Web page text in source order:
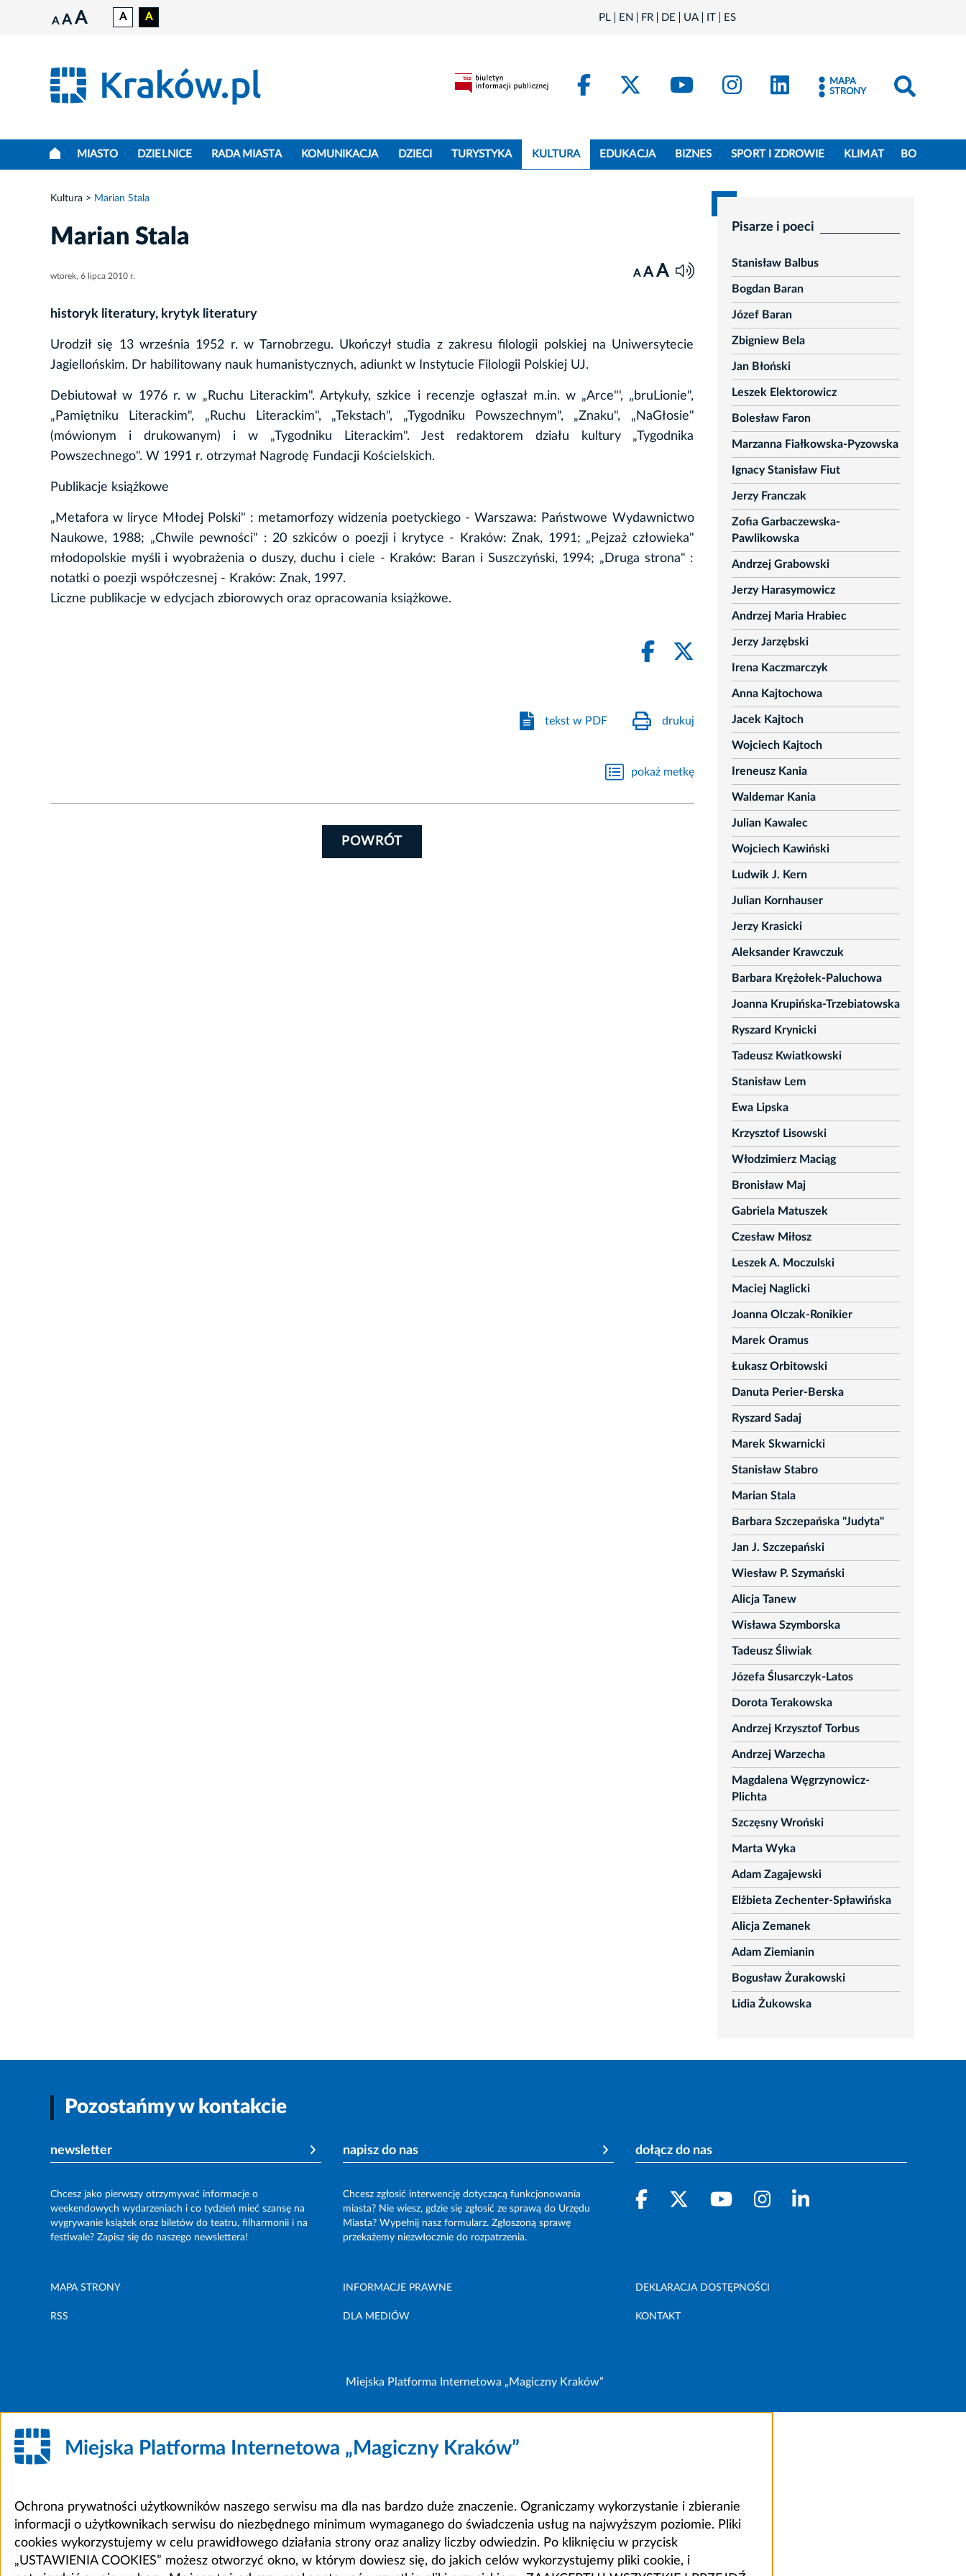
A A A A A PL EN FR DE UA IT ES
FacebookKraków - X
Kraków - YouTube
Kraków - Instagram
Kraków - LinkedIn
MAPA
STRONY
MIASTO DZIELNICE RADA MIASTA KOMUNIKACJA DZIECI TURYSTYKA KULTURA EDUKACJA BIZNES SPORT I ZDROWIE KLIMAT BO
Kultura Marian Stala
Marian Stala
wtorek, 6 lipca 2010 r. A A A
historyk literatury, krytyk literatury
Urodził się 13 września 1952 r. w Tarnobrzegu. Ukończył studia z zakresu filologii polskiej na Uniwersytecie
Jagiellońskim. Dr habilitowany nauk humanistycznych, adiunkt w Instytucie Filologii Polskiej UJ.
Debiutował w 1976 r. w „Ruchu Literackim". Artykuły, szkice i recenzje ogłaszał m.in. w „Arce"', „bruLionie",
„Pamiętniku Literackim", „Ruchu Literackim", „Tekstach", „Tygodniku Powszechnym", „Znaku", „NaGłosie"
(mówionym i drukowanym) i w „Tygodniku Literackim". Jest redaktorem działu kultury „Tygodnika
Powszechnego". W 1991 r. otrzymał Nagrodę Fundacji Kościelskich.
Publikacje książkowe
„Metafora w liryce Młodej Polski" : metamorfozy widzenia poetyckiego - Warszawa: Państwowe Wydawnictwo
Naukowe, 1988; „Chwile pewności" : 20 szkiców o poezji i krytyce - Kraków: Znak, 1991; „Pejzaż człowieka"
młodopolskie myśli i wyobrażenia o duszy, duchu i ciele - Kraków: Baran i Suszczyński, 1994; „Druga strona" :
notatki o poezji współczesnej - Kraków: Znak, 1997.
Liczne publikacje w edycjach zbiorowych oraz opracowania książkowe.
tekst w PDF drukuj
pokaż metkę
POWRÓT
Pisarze i poeci
Stanisław Balbus
Bogdan Baran
Józef Baran
Zbigniew Bela
Jan Błoński
Leszek Elektorowicz
Bolesław Faron
Marzanna Fiałkowska-Pyzowska
Ignacy Stanisław Fiut
Jerzy Franczak
Zofia Garbaczewska-
Pawlikowska
Andrzej Grabowski
Jerzy Harasymowicz
Andrzej Maria Hrabiec
Jerzy Jarzębski
Irena Kaczmarczyk
Anna Kajtochowa
Jacek Kajtoch
Wojciech Kajtoch
Ireneusz Kania
Waldemar Kania
Julian Kawalec
Wojciech Kawiński
Ludwik J. Kern
Julian Kornhauser
Jerzy Krasicki
Aleksander Krawczuk
Barbara Krężołek-Paluchowa
Joanna Krupińska-Trzebiatowska
Ryszard Krynicki
Tadeusz Kwiatkowski
Stanisław Lem
Ewa Lipska
Krzysztof Lisowski
Włodzimierz Maciąg
Bronisław Maj
Gabriela Matuszek
Czesław Miłosz
Leszek A. Moczulski
Maciej Naglicki
Joanna Olczak-Ronikier
Marek Oramus
Łukasz Orbitowski
Danuta Perier-Berska
Ryszard Sadaj
Marek Skwarnicki
Stanisław Stabro
Marian Stala
Barbara Szczepańska "Judyta"
Jan J. Szczepański
Wiesław P. Szymański
Alicja Tanew
Wisława Szymborska
Tadeusz Śliwiak
Józefa Ślusarczyk-Latos
Dorota Terakowska
Andrzej Krzysztof Torbus
Andrzej Warzecha
Magdalena Węgrzynowicz-
Plichta
Szczęsny Wroński
Marta Wyka
Adam Zagajewski
Elżbieta Zechenter-Spławińska
Alicja Zemanek
Adam Ziemianin
Bogusław Żurakowski
Lidia Żukowska
Pozostańmy w kontakcie
newsletter
Chcesz jako pierwszy otrzymywać informacje o
weekendowych wydarzeniach i co tydzień mieć szansę na
wygrywanie książek oraz biletów do teatru, filharmonii i na
festiwale? Zapisz się do naszego newslettera!
napisz do nas
Chcesz zgłosić interwencję dotyczącą funkcjonowania
miasta? Nie wiesz, gdzie się zgłosić ze sprawą do Urzędu
Miasta? Wypełnij nasz formularz. Zgłoszoną sprawę
przekażemy niezwłocznie do rozpatrzenia.
dołącz do nas
MAPA STRONY INFORMACJE PRAWNE DEKLARACJA DOSTĘPNOŚCI
RSS DLA MEDIÓW KONTAKT
Miejska Platforma Internetowa „Magiczny Kraków”
Miejska Platforma Internetowa „Magiczny Kraków”
Ochrona prywatności użytkowników naszego serwisu ma dla nas bardzo duże znaczenie. Ograniczamy wykorzystanie i zbieranie
informacji o użytkownikach serwisu do niezbędnego minimum wymaganego do świadczenia usług na najwyższym poziomie. Pliki
cookies wykorzystujemy w celu prawidłowego działania strony oraz analizy liczby odwiedzin. Po kliknięciu w przycisk
„USTAWIENIA COOKIES” możesz otworzyć okno, w którym dowiesz się, do jakich celów wykorzystujemy pliki cookie, i